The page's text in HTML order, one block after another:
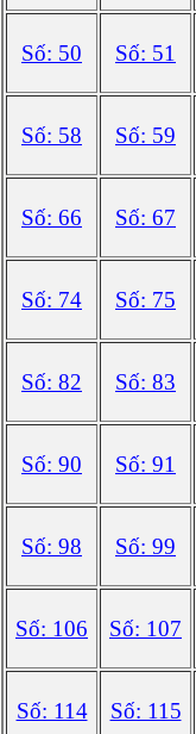
Số: 50 Số: 51
Số: 58 Số: 59
Số: 66 Số: 67
Số: 74 Số: 75
Số: 82 Số: 83
Số: 90 Số: 91
Số: 98 Số: 99
Số: 106 Số: 107
Số: 114 Số: 115